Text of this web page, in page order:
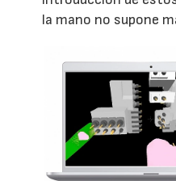
la mano no supone